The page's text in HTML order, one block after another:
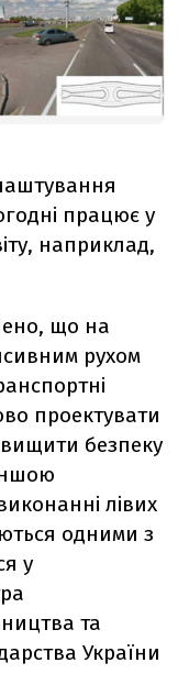
працює у
наприклад,
що на
рухом
проектувати
безпеку
лівих
одними з
у
та
України